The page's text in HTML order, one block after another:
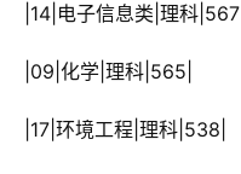
|14|电子信息类|理科|567|
|09|化学|理科|565|
|17|环境工程|理科|538|